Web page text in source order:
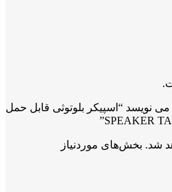
نویسد “اسپیکر بلوتوثی قابل حمل
شد. بخش‌های موردنیاز